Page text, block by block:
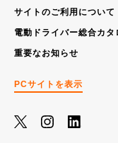
サイトのご利用について
電動ドライバー総合カタ
重要なお知らせ
PCサイトを表示